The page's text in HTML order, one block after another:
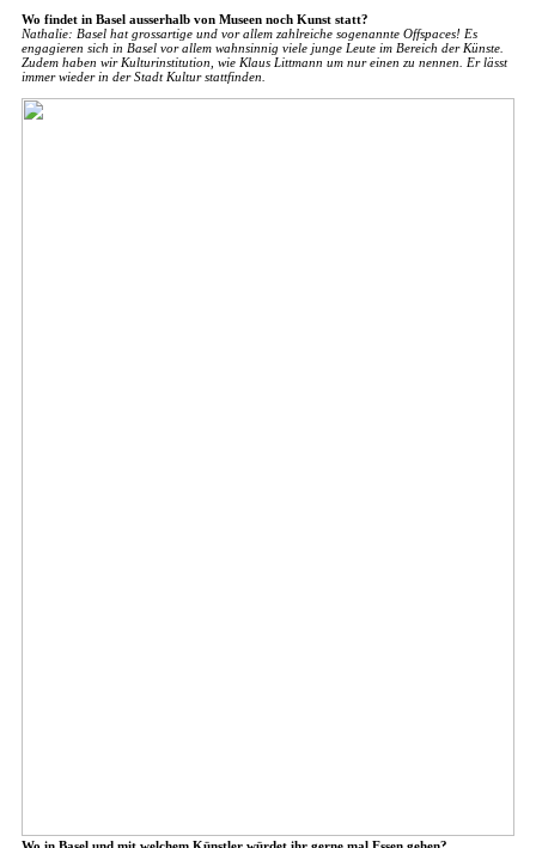
Wo findet in Basel ausserhalb von Museen noch Kunst statt?
Nathalie: Basel hat grossartige und vor allem zahlreiche sogenannte Offspaces! Es
engagieren sich in Basel vor allem wahnsinnig viele junge Leute im Bereich der Künste.
Zudem haben wir Kulturinstitution, wie Klaus Littmann um nur einen zu nennen. Er lässt
immer wieder in der Stadt Kultur stattfinden.